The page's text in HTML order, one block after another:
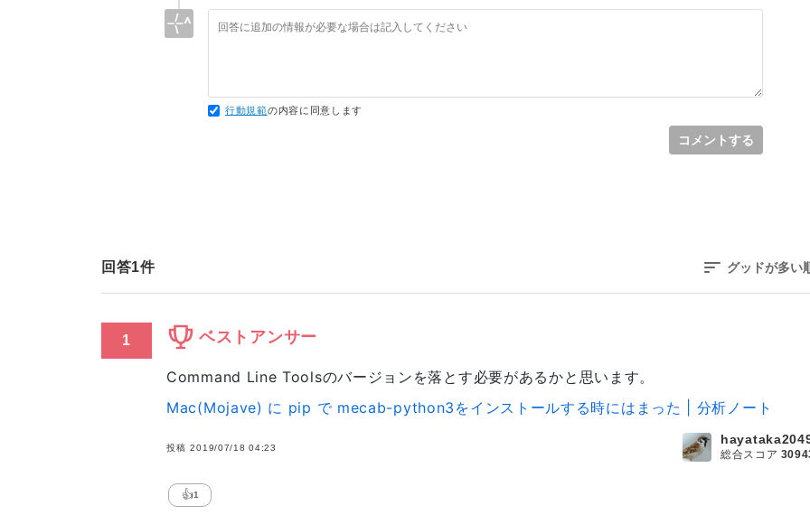
I/usr/local/Cellar/cabocha/0.69/include -
I/Users/naokitakekawa/anaconda3/include/python3.6m -c CaboCha_wrap.cxx -o
行動規範の内容に同意します
コメントする
回答1件 グッドが多い
1 ベストアンサー
Command Line Toolsのバージョンを落とす必要があるかと思います。
Mac(Mojave) に pip で mecab-python3をインストールする時にはまった | 分析ノート
投稿 2019/07/18 04:23
総合スコア
👍1